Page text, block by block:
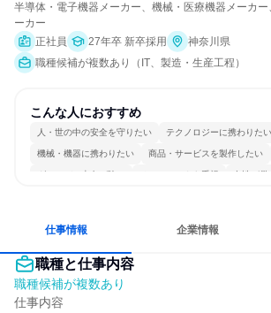
半導体・電子機器メーカー、機械・医療機器メーカ
ーカー
正社員
27年卒 新卒採用
神奈川県
職種候補が複数あり（IT、製造・生産工程）
こんな人におすすめ
人・世の中の安全を守りたい テクノロジーに携わりたい
機械・機器に携わりたい 商品・サービスを製作したい
グローバル志向が強い チームワークを重視 女性が
仕事情報 企業情報
職種と仕事内容
職種候補が複数あり
仕事内容